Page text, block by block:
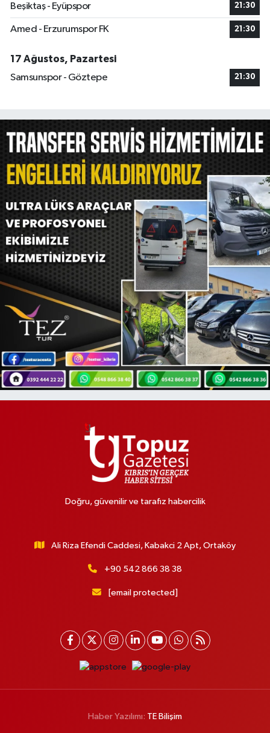
Beşiktaş - Eyüpspor 21:30
Amed - Erzurumspor FK 21:30
17 Ağustos, Pazartesi
Samsunspor - Göztepe
21:30
Doğru, güvenilir ve tarafız habercilik
Ali Riza Efendi Caddesi, Kabakci 2 Apt, Ortaköy
+90 542 866 38 38
[email protected]
Haber Yazılımı: TE Bilişim